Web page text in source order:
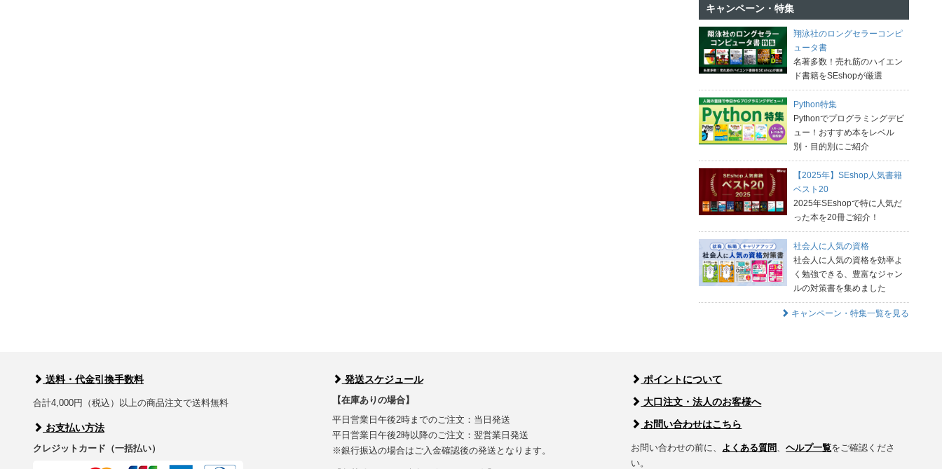
キャンペーン・特集
翔泳社のロングセラーコンピ
ュータ書
名著多数！売れ筋のハイエン
ド書籍をSEshopが厳選
Python特集
Pythonでプログラミングデビ
ュー！おすすめ本をレベル
別・目的別にご紹介
【2025年】SEshop人気書籍
ベスト20
2025年SEshopで特に人気だ
った本を20冊ご紹介！
社会人に人気の資格
社会人に人気の資格を効率よ
く勉強できる、豊富なジャン
ルの対策書を集めました
キャンペーン・特集一覧を見る
送料・代金引換手数料
合計4,000円（税込）以上の商品注文で送料無料
お支払い方法
クレジットカード（一括払い）
発送スケジュール
【在庫ありの場合】
平日営業日午後2時までのご注文：当日発送
平日営業日午後2時以降のご注文：翌営業日発送
※銀行振込の場合はご入金確認後の発送となります。
ポイントについて
大口注文・法人のお客様へ
お問い合わせはこちら
お問い合わせの前に、 よくある質問、ヘルプ一覧をご確認くださ
い。